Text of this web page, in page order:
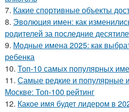
7. Какие спортивные объекты
8. Эволюция имен: как
родителей за последние
9. Модные имена 2025: как
ребенка
10. Топ-10 самых популярных
11. Самые редкие и популярные
Москве: Топ-100 рейтинг
12. Какое имя будет лидером в